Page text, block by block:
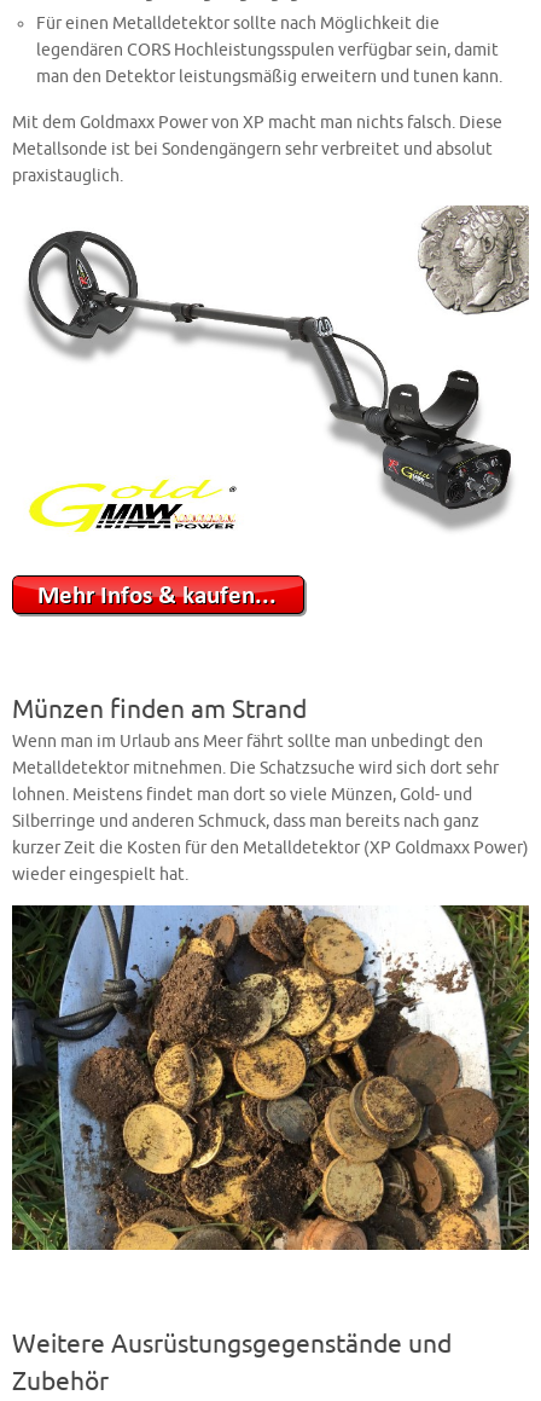
Für einen Metalldetektor sollte nach Möglichkeit die
legendären CORS Hochleistungsspulen verfügbar sein, damit
man den Detektor leistungsmäßig erweitern und tunen kann.
Mit dem Goldmaxx Power von XP macht man nichts falsch. Diese
Metallsonde ist bei Sondengängern sehr verbreitet und absolut
praxistauglich.
Münzen finden am Strand
Wenn man im Urlaub ans Meer fährt sollte man unbedingt den
Metalldetektor mitnehmen. Die Schatzsuche wird sich dort sehr
lohnen. Meistens findet man dort so viele Münzen, Gold- und
Silberringe und anderen Schmuck, dass man bereits nach ganz
kurzer Zeit die Kosten für den Metalldetektor (XP Goldmaxx Power)
wieder eingespielt hat.
Weitere Ausrüstungsgegenstände und
Zubehör